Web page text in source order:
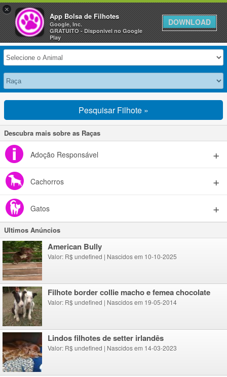
Anuncie Grátis »
Selecione seu Animal
Pesquisar Filhote »
Descubra mais sobre as Raças
Adoção Responsável
Cachorros
Gatos
Ultimos Anúncios
American Bully
Valor: R$ undefined | Nascidos em 10-10-2025
Filhote border collie macho e femea chocolate
Valor: R$ undefined | Nascidos em 19-05-2014
lindos filhotes de setter irlandês
Valor: R$ undefined | Nascidos em 14-03-2023
×
App Bolsa de Filhotes
Google, Inc.
GRATUITO - Disponivel no Google
Play
DOWNLOAD